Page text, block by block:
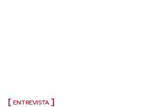
ENTREVISTA